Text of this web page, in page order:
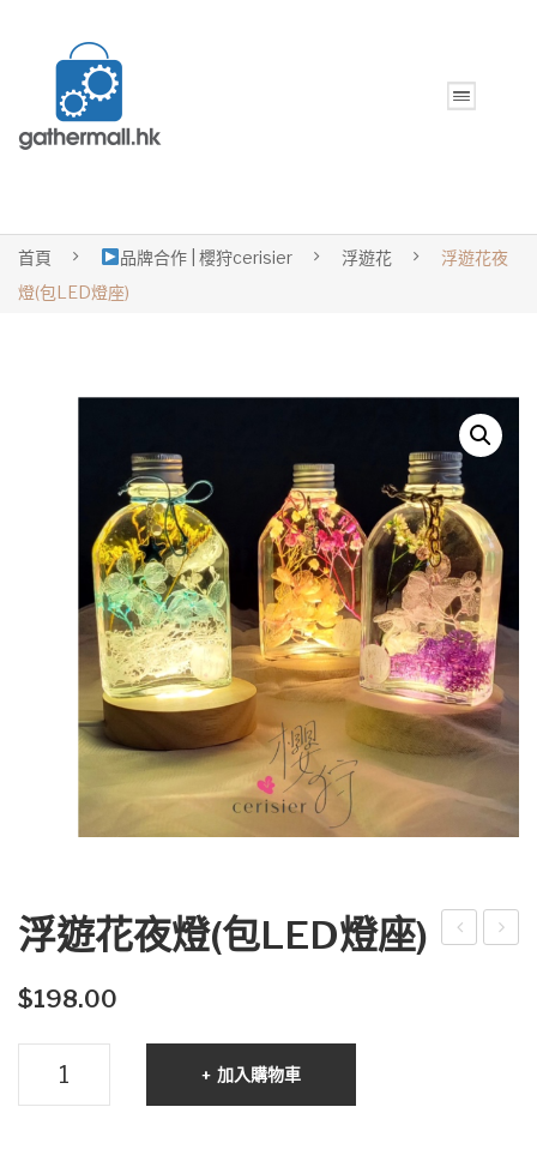
首頁 品牌合作 | 櫻狩cerisier 浮遊花
浮遊花夜
燈(包LED燈座)
浮遊花夜燈(包LED燈座)
$198.00
加入購物車